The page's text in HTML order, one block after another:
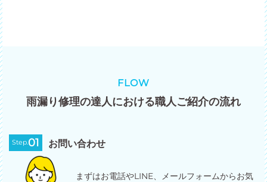
雨漏り修理の達人における職人ご紹介の流れ
FLOW
Step. 01 お問い合わせ
まずはお電話やLINE、メールフォームからお気